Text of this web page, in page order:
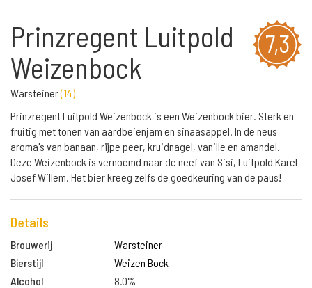
7,3
Prinzregent Luitpold
Weizenbock
Warsteiner(14)
Prinzregent Luitpold Weizenbock is een Weizenbock bier. Sterk en
fruitig met tonen van aardbeienjam en sinaasappel. In de neus
aroma's van banaan, rijpe peer, kruidnagel, vanille en amandel.
Deze Weizenbock is vernoemd naar de neef van Sisi, Luitpold Karel
Josef Willem. Het bier kreeg zelfs de goedkeuring van de paus!
Details
Brouwerij
Warsteiner
Bierstijl
Weizen Bock
Alcohol
8.0%